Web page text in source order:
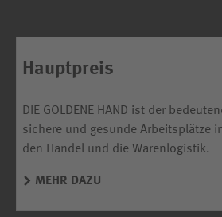
Hauptpreis
DIE GOLDENE HAND ist der
sichere und gesunde Arbeitsplätze
den Handel und die Warenlogistik.
MEHR DAZU